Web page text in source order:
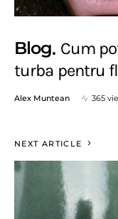
Blog Cum
turba pentru
Alex Muntean 365
NEXT ARTICLE